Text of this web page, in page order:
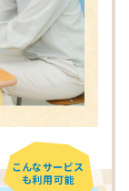
こんなサービス
も利用可能